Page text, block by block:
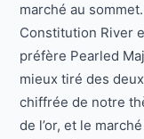
marché au
Constitution River
préfère Pearled
mieux tiré des
chiffrée de notre
de l’or, et le